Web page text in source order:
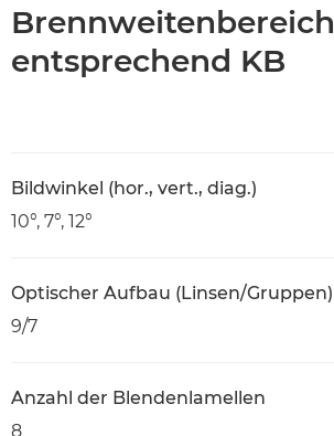
Brennweitenbereich
entsprechend KB
Bildwinkel (hor., vert., diag.)
10°, 7°, 12°
Optischer Aufbau (Linsen/Gruppen)
9/7
Anzahl der Blendenlamellen
8